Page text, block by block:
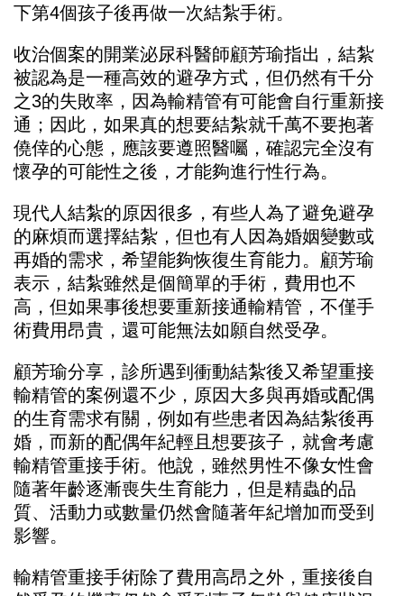
下第4個孩子後再做一次結紮手術。
收治個案的開業泌尿科醫師顧芳瑜指出，結紮
被認為是一種高效的避孕方式，但仍然有千分
之3的失敗率，因為輸精管有可能會自行重新接
通；因此，如果真的想要結紮就千萬不要抱著
僥倖的心態，應該要遵照醫囑，確認完全沒有
懷孕的可能性之後，才能夠進行性行為。
現代人結紮的原因很多，有些人為了避免避孕
的麻煩而選擇結紮，但也有人因為婚姻變數或
再婚的需求，希望能夠恢復生育能力。顧芳瑜
表示，結紮雖然是個簡單的手術，費用也不
高，但如果事後想要重新接通輸精管，不僅手
術費用昂貴，還可能無法如願自然受孕。
顧芳瑜分享，診所遇到衝動結紮後又希望重接
輸精管的案例還不少，原因大多與再婚或配偶
的生育需求有關，例如有些患者因為結紮後再
婚，而新的配偶年紀輕且想要孩子，就會考慮
輸精管重接手術。他說，雖然男性不像女性會
隨著年齡逐漸喪失生育能力，但是精蟲的品
質、活動力或數量仍然會隨著年紀增加而受到
影響。
輸精管重接手術除了費用高昂之外，重接後自